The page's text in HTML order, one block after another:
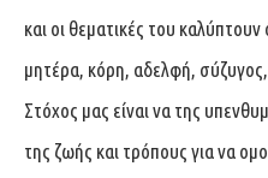
και οι θεματικές του
μητέρα, κόρη, αδελφή,
Στόχος μας είναι να της
της ζωής και τρόπους για να